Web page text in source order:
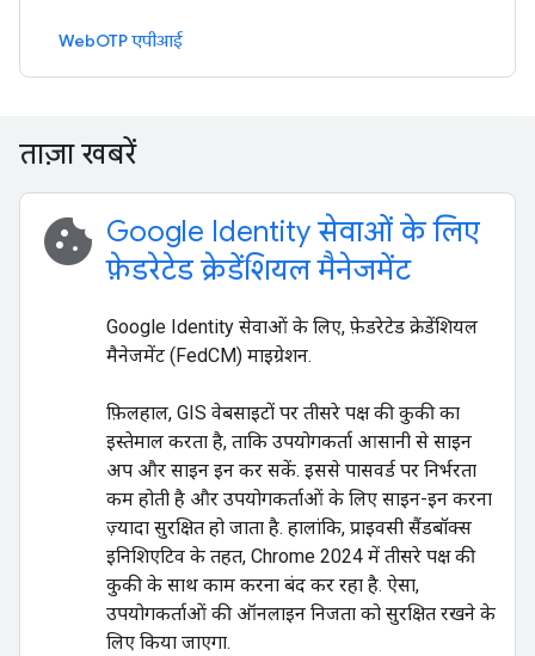
WebOTP एपीआई
ताज़ा खबरें
cookie Google Identity सेवाओं के लिए
फ़ेडरेटेड क्रेडेंशियल मैनेजमेंट
Google Identity सेवाओं के लिए, फ़ेडरेटेड क्रेडेंशियल
मैनेजमेंट (FedCM) माइग्रेशन.
फ़िलहाल, GIS वेबसाइटों पर तीसरे पक्ष की कुकी का
इस्तेमाल करता है, ताकि उपयोगकर्ता आसानी से साइन
अप और साइन इन कर सकें. इससे पासवर्ड पर निर्भरता
कम होती है और उपयोगकर्ताओं के लिए साइन-इन करना
ज़्यादा सुरक्षित हो जाता है. हालांकि, प्राइवसी सैंडबॉक्स
इनिशिएटिव के तहत, Chrome 2024 में तीसरे पक्ष की
कुकी के साथ काम करना बंद कर रहा है. ऐसा,
उपयोगकर्ताओं की ऑनलाइन निजता को सुरक्षित रखने के
लिए किया जाएगा.